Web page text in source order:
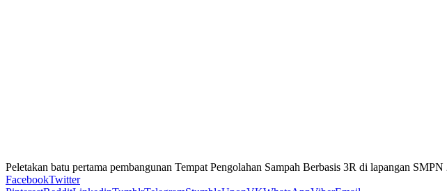
Peletakan batu pertama pembangunan Tempat Pengolahan Sampah Berbasis 3R di lapangan
FacebookTwitter